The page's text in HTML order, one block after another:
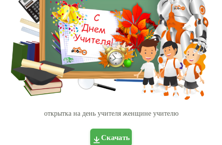
открытка на день учителя женщине учителю
Скачать